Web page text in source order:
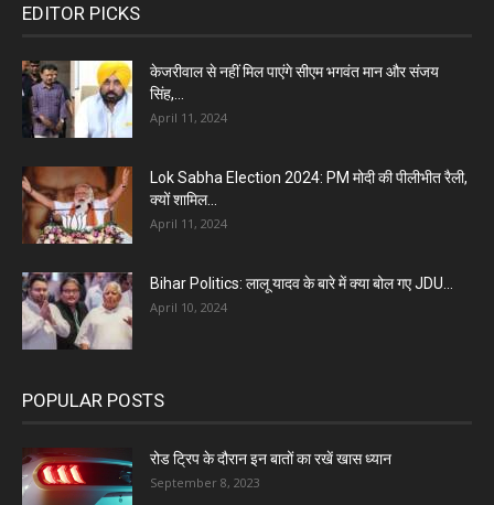
EDITOR PICKS
केजरीवाल से नहीं मिल पाएंगे सीएम भगवंत मान और संजय
सिंह,...
April 11, 2024
Lok Sabha Election 2024: PM मोदी की पीलीभीत रैली,
क्यों शामिल...
April 11, 2024
Bihar Politics: लालू यादव के बारे में क्या बोल गए JDU...
April 10, 2024
POPULAR POSTS
रोड ट्रिप के दौरान इन बातों का रखें खास ध्यान
September 8, 2023